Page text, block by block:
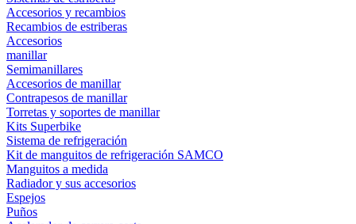
Accesorios y recambios
Recambios de estriberas
Accesorios
manillar
Semimanillares
Accesorios de manillar
Contrapesos de manillar
Torretas y soportes de manillar
Kits Superbike
Sistema de refrigeración
Kit de manguitos de refrigeración SAMCO
Manguitos a medida
Radiador y sus accesorios
Espejos
Puños